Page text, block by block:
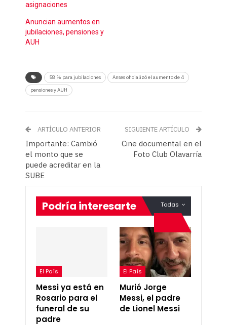
asignaciones
Anuncian aumentos en
jubilaciones, pensiones y
AUH
58 % para jubilaciones
Anses oficializó el aumento de 4
pensiones y AUH
ARTÍCULO ANTERIOR
Importante: Cambió
el monto que se
puede acreditar en la
SUBE
SIGUIENTE ARTÍCULO
Cine documental en el
Foto Club Olavarría
Todas
Podría interesarte
El País
Messi ya está en
Rosario para el
funeral de su
padre
El País
Murió Jorge
Messi, el padre
de Lionel Messi